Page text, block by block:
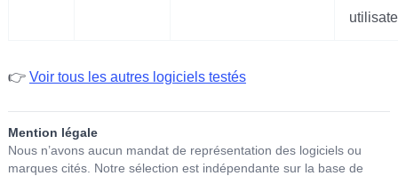
👉 Voir tous les autres logiciels testés
Mention légale
Nous n’avons aucun mandat de représentation des logiciels ou
marques cités. Notre sélection est indépendante sur la base de